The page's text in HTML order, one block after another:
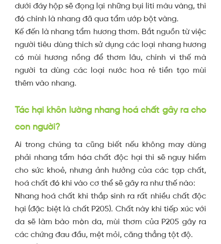
dưới đáy hộp sẽ đọng lại những bụi liti màu vàng, thì
đó chính là nhang đã qua tẩm ướp bột vàng.
Kế đến là nhang tẩm hương thơm. Bắt nguồn từ việc
người tiêu dùng thích sử dụng các loại nhang hương
có mùi hương nồng để thơm lâu, chính vì thế mà
người ta dùng các loại nước hoa rẻ tiền tạo mùi
thêm vào nhang.
Tác hại khôn lường nhang hoá chất gây ra cho
con người?
Ai trong chúng ta cũng biết nếu không may dùng
phải nhang tẩm hóa chất độc hại thì sẽ nguy hiểm
cho sức khoẻ, nhưng ảnh hưởng của các tạp chất,
hoá chất đó khi vào cơ thể sẽ gây ra như thế nào:
Nhang hoá chất khi thắp sinh ra rất nhiều chất độc
hại (đặc biệt là chất P205). Chất này khi tiếp xúc với
da sẽ làm bào mòn da, mùi thơm của P205 gây ra
các chứng đau đầu, mệt mỏi, căng thẳng tột độ.